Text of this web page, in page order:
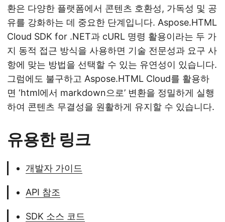
환은 다양한 플랫폼에서 콘텐츠 호환성, 가독성 및 공
유를 강화하는 데 중요한 단계입니다. Aspose.HTML
Cloud SDK for .NET과 cURL 명령 활용이라는 두 가
지 동적 접근 방식을 사용하면 기술 전문성과 요구 사
항에 맞는 방법을 선택할 수 있는 유연성이 있습니다.
그럼에도 불구하고 Aspose.HTML Cloud를 활용하
면 ‘html에서 markdown으로’ 변환을 정밀하게 실행
하여 콘텐츠 무결성을 원활하게 유지할 수 있습니다.
유용한 링크
개발자 가이드
API 참조
SDK 소스 코드